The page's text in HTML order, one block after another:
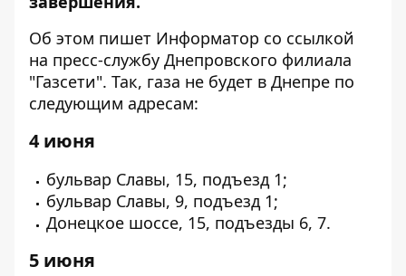
Об этом пишет Информатор со ссылкой
на пресс-службу Днепровского филиала
"Газсети". Так, газа не будет в Днепре по
следующим адресам:
4 июня
бульвар Славы, 15, подъезд 1;
бульвар Славы, 9, подъезд 1;
Донецкое шоссе, 15, подъезды 6, 7.
5 июня